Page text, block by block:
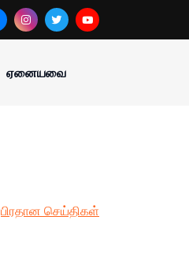
ஏனையவை
பிரதான செய்திகள்